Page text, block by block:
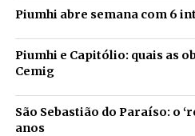
Piumhi abre semana com 6
Piumhi e Capitólio: quais as
Cemig
São Sebastião do Paraíso: o
anos